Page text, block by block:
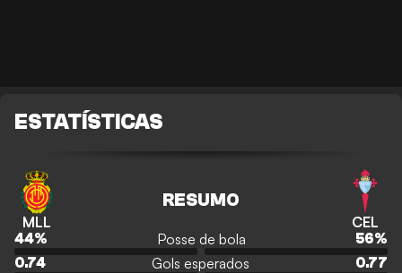
ESTATÍSTICAS
MLL
RESUMO
CEL
44% Posse de bola 56%
0.74
Gols esperados
0.77